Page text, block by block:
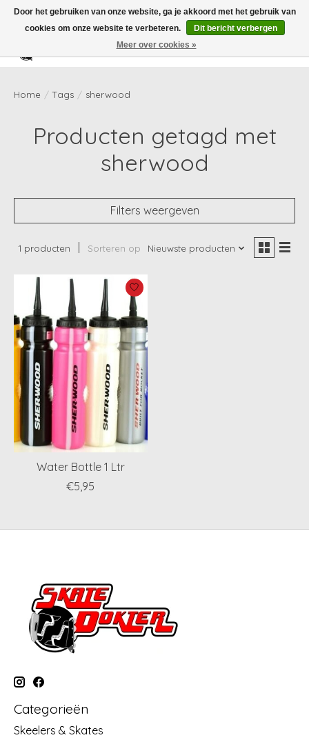
Verlanglijst
Home / Tags / sherwood
Producten getagd met
sherwood
Filters weergeven
1 producten Sorteren op Nieuwste producten
Water Bottle 1 Ltr
€5,95
Categorieën
Skeelers & Skates
Door het gebruiken van onze website, ga je akkoord met het gebruik van
cookies om onze website te verbeteren.
Dit bericht verbergen
Meer over cookies »